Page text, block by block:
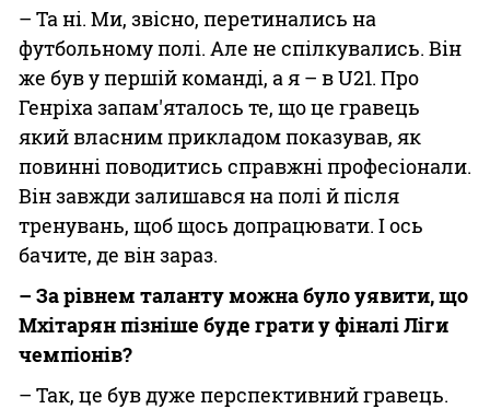
– Та ні. Ми, звісно, перетинались на
футбольному полі. Але не спілкувались. Він
же був у першій команді, а я – в U21. Про
Генріха запам'яталось те, що це гравець
який власним прикладом показував, як
повинні поводитись справжні професіонали.
Він завжди залишався на полі й після
тренувань, щоб щось допрацювати. І ось
бачите, де він зараз.
– За рівнем таланту можна було уявити, що
Мхітарян пізніше буде грати у фіналі Ліги
чемпіонів?
– Так, це був дуже перспективний гравець.